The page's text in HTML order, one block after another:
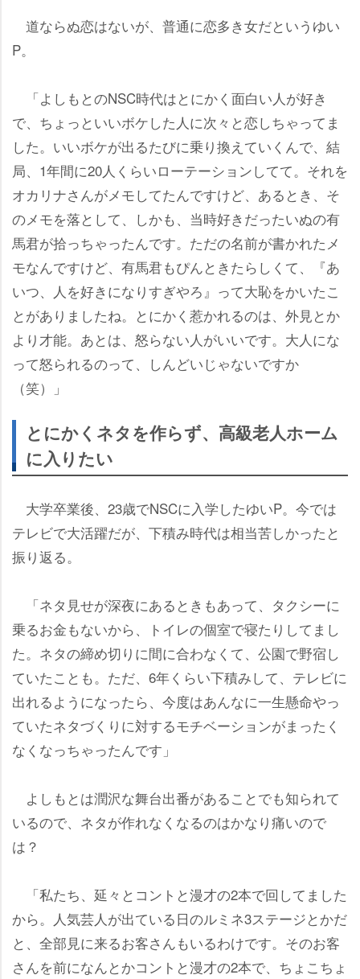
道ならぬ恋はないが、普通に恋多き女だというゆい
P。
「よしもとのNSC時代はとにかく面白い人が好き
で、ちょっといいボケした人に次々と恋しちゃってま
した。いいボケが出るたびに乗り換えていくんで、結
局、1年間に20人くらいローテーションしてて。それを
オカリナさんがメモしてたんですけど、あるとき、そ
のメモを落として、しかも、当時好きだったいぬの有
馬君が拾っちゃったんです。ただの名前が書かれたメ
モなんですけど、有馬君もぴんときたらしくて、『あ
いつ、人を好きになりすぎやろ』って大恥をかいたこ
とがありましたね。とにかく惹かれるのは、外見とか
より才能。あとは、怒らない人がいいです。大人にな
って怒られるのって、しんどいじゃないですか
（笑）」
とにかくネタを作らず、高級老人ホーム
に入りたい
大学卒業後、23歳でNSCに入学したゆいP。今では
テレビで大活躍だが、下積み時代は相当苦しかったと
振り返る。
「ネタ見せが深夜にあるときもあって、タクシーに
乗るお金もないから、トイレの個室で寝たりしてまし
た。ネタの締め切りに間に合わなくて、公園で野宿し
ていたことも。ただ、6年くらい下積みして、テレビに
出れるようになったら、今度はあんなに一生懸命やっ
ていたネタづくりに対するモチベーションがまったく
なくなっちゃったんです」
よしもとは潤沢な舞台出番があることでも知られて
いるので、ネタが作れなくなるのはかなり痛いので
は？
「私たち、延々とコントと漫才の2本で回してました
から。人気芸人が出ている日のルミネ3ステージとかだ
と、全部見に来るお客さんもいるわけです。そのお客
さんを前になんとかコントと漫才の2本で、ちょこちょ